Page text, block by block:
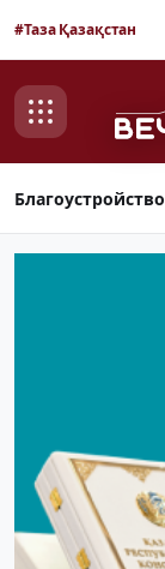
#Таза Қазақстан
Благоустройство